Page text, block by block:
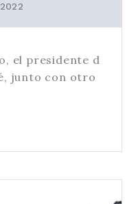
el presidente d
junto con otro